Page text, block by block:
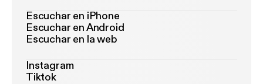
Escuchar en iPhone
Escuchar en Android
Escuchar en la web
Instagram
Tiktok